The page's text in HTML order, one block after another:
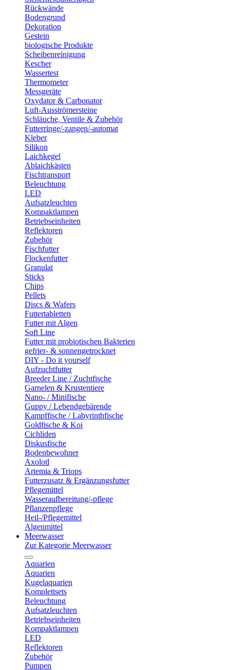
Rückwände
Bodengrund
Dekoration
Gestein
biologische Produkte
Scheibenreinigung
Kescher
Wassertest
Thermometer
Messgeräte
Oxydator & Carbonator
Luft-Ausströmersteine
Schläuche, Ventile & Zubehör
Futterringe/-zangen/-automat
Kleber
Silikon
Laichkegel
Ablaichkästen
Fischtransport
Beleuchtung
LED
Aufsatzleuchten
Kompaktlampen
Betriebseinheiten
Reflektoren
Zubehör
Fischfutter
Flockenfutter
Granulat
Sticks
Chips
Pellets
Discs & Wafers
Futtertabletten
Futter mit Algen
Soft Line
Futter mit probiotischen Bakterien
gefrier- & sonnengetrocknet
DIY - Do it yourself
Aufzuchtfutter
Breeder Line / Zuchtfische
Garnelen & Krustentiere
Nano- / Minifische
Guppy / Lebendgebärende
Kampffische / Labyrinthfische
Goldfische & Koi
Cichliden
Diskusfische
Bodenbewohner
Axolotl
Artemia & Triops
Futterzusatz & Ergänzungsfutter
Pflegemittel
Wasseraufbereitung/-pflege
Pflanzenpflege
Heil-/Pflegemittel
Algenmittel
Meerwasser
Zur Kategorie Meerwasser
Aquarien
Aquarien
Kugelaquarien
Komplettsets
Beleuchtung
Aufsatzleuchten
Betriebseinheiten
Kompaktlampen
LED
Reflektoren
Zubehör
Pumpen